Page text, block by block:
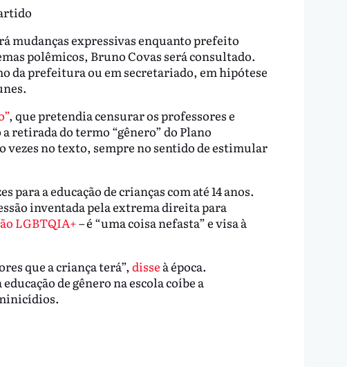
mudanças expressivas enquanto prefeito
polêmicos, Bruno Covas será consultado.
da prefeitura ou em secretariado, em hipótese
, que pretendia censurar os professores e
retirada do termo “gênero” do Plano
vezes no texto, sempre no sentido de estimular
para a educação de crianças com até 14 anos.
inventada pela extrema direita para
LGBTQIA+– é “uma coisa nefasta” e visa à
que a criança terá”, disse à época.
educação de gênero na escola coíbe a